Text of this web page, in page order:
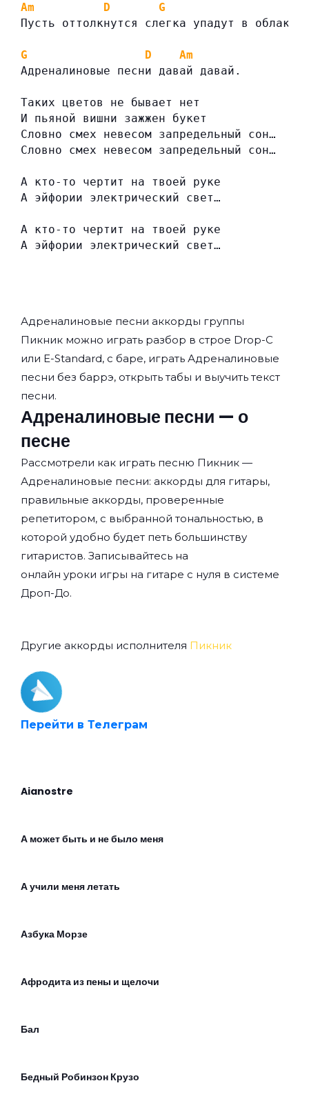
Am
D
G
Пусть оттолкнутся слегка упадут в облака.
G D
Am
Адреналиновые песни давай давай.
Таких цветов не бывает нет
И пьяной вишни зажжен букет
Словно смех невесом запредельный сон…
Словно смех невесом запредельный сон…
А кто-то чертит на твоей руке
А эйфории электрический свет…
А кто-то чертит на твоей руке
А эйфории электрический свет…
Адреналиновые песни аккорды группы
Пикник можно играть разбор в строе Drop-C
или E-Standard, с баре, играть Адреналиновые
песни без баррэ, открыть табы и выучить текст
песни.
Адреналиновые песни — о
песне
Рассмотрели как играть песню Пикник —
Адреналиновые песни: аккорды для гитары,
правильные аккорды, проверенные
репетитором, с выбранной тональностью, в
которой удобно будет петь большинству
гитаристов. Записывайтесь на
онлайн уроки игры на гитаре с нуля в системе
Дроп-До.
Другие аккорды исполнителя Пикник
Перейти в Телеграм
Aianostre
А может быть и не было меня
А учили меня летать
Азбука Морзе
Афродита из пены и щелочи
Бал
Бедный Робинзон Крузо